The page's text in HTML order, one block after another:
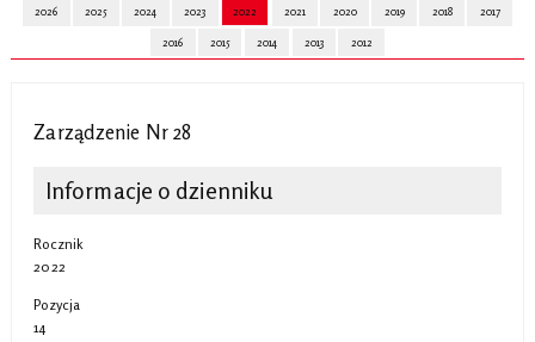
2026 2025 2024 2023 2022 2021 2020 2019 2018 2017
2016 2015 2014 2013 2012
Zarządzenie Nr 28
Informacje o dzienniku
Rocznik
2022
Pozycja
14